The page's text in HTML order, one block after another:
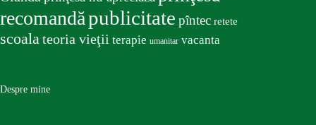
recomandăpublicitate pîntec retete
scoala teoria vieţii terapie umanitar vacanta
Despre mine